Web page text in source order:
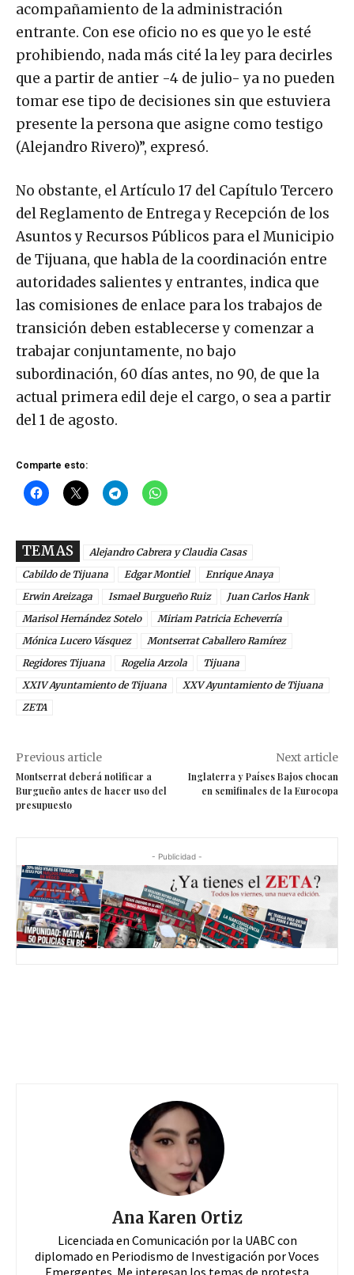
acompañamiento de la administración
entrante. Con ese oficio no es que yo le esté
prohibiendo, nada más cité la ley para decirles
que a partir de antier -4 de julio- ya no pueden
tomar ese tipo de decisiones sin que estuviera
presente la persona que asigne como testigo
(Alejandro Rivero)”, expresó.
No obstante, el Artículo 17 del Capítulo Tercero
del Reglamento de Entrega y Recepción de los
Asuntos y Recursos Públicos para el Municipio
de Tijuana, que habla de la coordinación entre
autoridades salientes y entrantes, indica que
las comisiones de enlace para los trabajos de
transición deben establecerse y comenzar a
trabajar conjuntamente, no bajo
subordinación, 60 días antes, no 90, de que la
actual primera edil deje el cargo, o sea a partir
del 1 de agosto.
Comparte esto:
TEMAS
Alejandro Cabrera y Claudia Casas
Cabildo de Tijuana
Edgar Montiel
Enrique Anaya
Erwin Areizaga
Ismael Burgueño Ruiz
Juan Carlos Hank
Marisol Hernández Sotelo
Miriam Patricia Echeverría
Mónica Lucero Vásquez
Montserrat Caballero Ramírez
Regidores Tijuana
Rogelia Arzola
Tijuana
XXIV Ayuntamiento de Tijuana
XXV Ayuntamiento de Tijuana
ZETA
Previous article
Montserrat deberá notificar a
Burgueño antes de hacer uso del
presupuesto
Next article
Inglaterra y Países Bajos chocan
en semifinales de la Eurocopa
- Publicidad -
Ana Karen Ortiz
Licenciada en Comunicación por la UABC con
diplomado en Periodismo de Investigación por Voces
Emergentes. Me interesan los temas de protesta